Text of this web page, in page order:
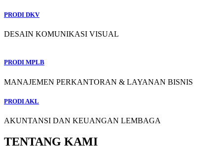
PRODI DKV
DESAIN KOMUNIKASI VISUAL
PRODI MPLB
MANAJEMEN PERKANTORAN & LAYANAN BISNIS
PRODI AKL
AKUNTANSI DAN KEUANGAN LEMBAGA
TENTANG KAMI